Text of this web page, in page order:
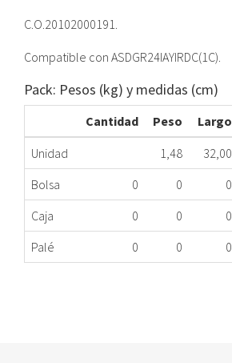
C.O.20102000191.
Compatible con ASDGR24IAYIRDC(1C).
Pack: Pesos (kg) y medidas (cm)
Cantidad Peso Largo
Unidad
1,48 32,00
Bolsa
0 0 0
Caja
0 0 0
Palé
0 0 0